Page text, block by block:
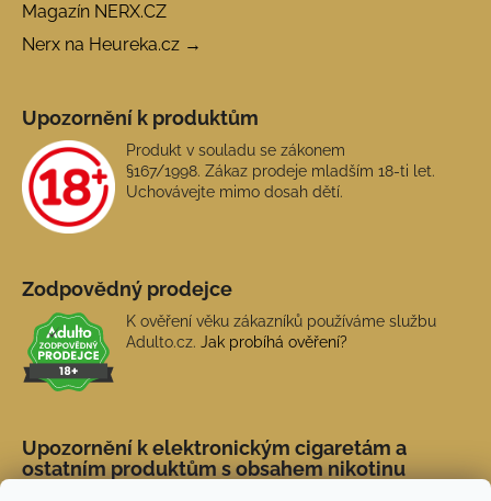
Magazín NERX.CZ
Nerx na Heureka.cz →
Upozornění k produktům
Produkt v souladu se zákonem
§167/1998. Zákaz prodeje mladším 18-ti let.
Uchovávejte mimo dosah dětí.
Zodpovědný prodejce
K ověření věku zákazníků používáme službu
Adulto.cz. Jak probíhá ověření?
Upozornění k elektronickým cigaretám a
ostatním produktům s obsahem nikotinu